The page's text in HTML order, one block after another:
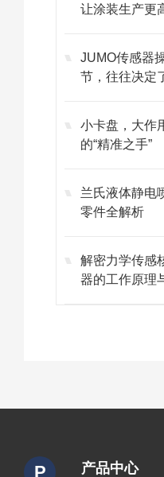
让涂装生产更
JUMO传感器
节，往往决定
小卡盘，大作
的“精准之手”
兰氏液体静电
零件全解析
解密力学传感
器的工作原理
P 产品中心